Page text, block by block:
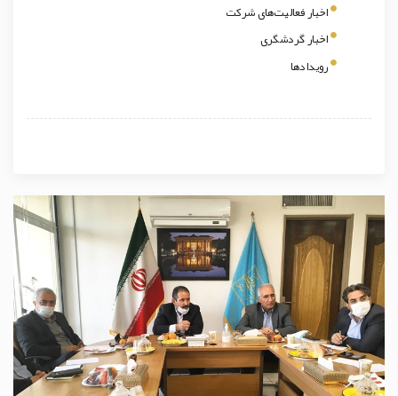
اخبار فعالیت‌های شرکت
اخبار گردشگری
رویدادها